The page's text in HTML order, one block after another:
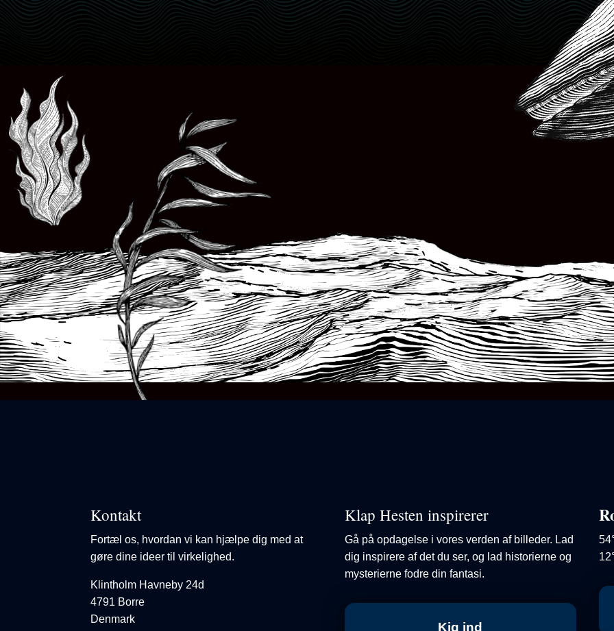
Kontakt
Fortæl os, hvordan vi kan hjælpe dig med at
gøre dine ideer til virkelighed.
Klintholm Havneby 24d
4791 Borre
Denmark
Klap Hesten inspirerer
Gå på opdagelse i vores verden af billeder. Lad
dig inspirere af det du ser, og lad historierne og
mysterierne fodre din fantasi.
Kig ind